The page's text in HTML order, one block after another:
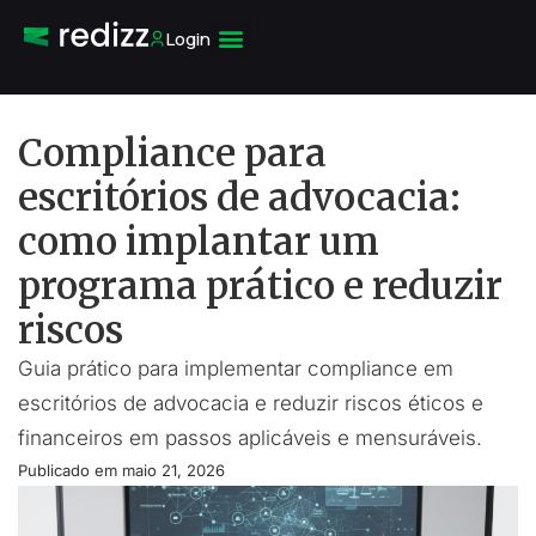
Login
Compliance para
escritórios de advocacia:
como implantar um
programa prático e reduzir
riscos
Guia prático para implementar compliance em
escritórios de advocacia e reduzir riscos éticos e
financeiros em passos aplicáveis e mensuráveis.
Publicado em maio 21, 2026